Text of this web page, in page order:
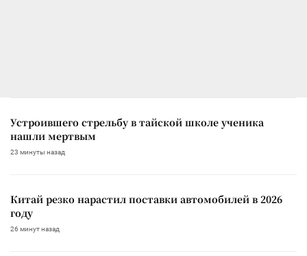
Устроившего стрельбу в тайской школе ученика
нашли мертвым
23 минуты назад
Китай резко нарастил поставки автомобилей в 2026
году
26 минут назад